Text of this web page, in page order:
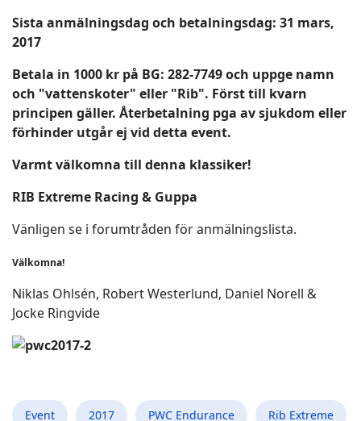
Sista anmälningsdag och betalningsdag: 31 mars,
2017
Betala in 1000 kr på BG: 282-7749 och uppge namn
och "vattenskoter" eller "Rib". Först till kvarn
principen gäller. Återbetalning pga av sjukdom eller
förhinder utgår ej vid detta event.
Varmt välkomna till denna klassiker!
RIB Extreme Racing & Guppa
Vänligen se i forumtråden för anmälningslista.
Välkomna!
Niklas Ohlsén, Robert Westerlund, Daniel Norell &
Jocke Ringvide
Event 2017 PWC Endurance Rib Extreme